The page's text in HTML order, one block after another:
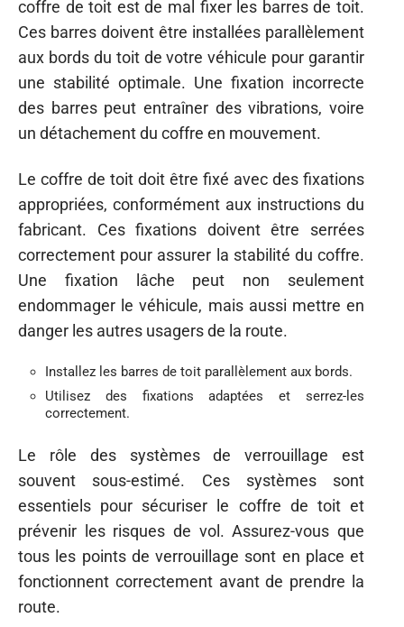
coffre de toit est de mal fixer les barres de toit.
Ces barres doivent être installées parallèlement
aux bords du toit de votre véhicule pour garantir
une stabilité optimale. Une fixation incorrecte
des barres peut entraîner des vibrations, voire
un détachement du coffre en mouvement.
Le coffre de toit doit être fixé avec des fixations
appropriées, conformément aux instructions du
fabricant. Ces fixations doivent être serrées
correctement pour assurer la stabilité du coffre.
Une fixation lâche peut non seulement
endommager le véhicule, mais aussi mettre en
danger les autres usagers de la route.
Installez les barres de toit parallèlement aux bords.
Utilisez des fixations adaptées et serrez-les
correctement.
Le rôle des systèmes de verrouillage est
souvent sous-estimé. Ces systèmes sont
essentiels pour sécuriser le coffre de toit et
prévenir les risques de vol. Assurez-vous que
tous les points de verrouillage sont en place et
fonctionnent correctement avant de prendre la
route.